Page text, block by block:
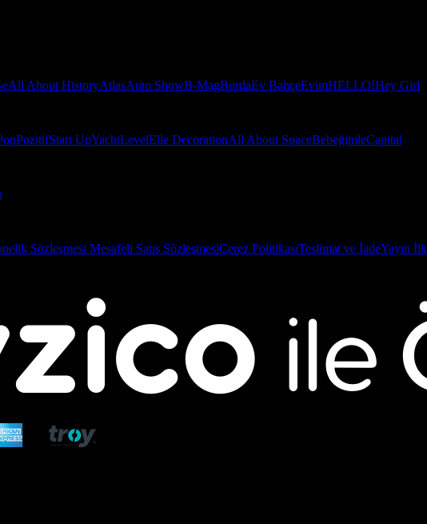
All About HistoryAtlasAuto ShowB-MagBurdaEv BahçeEvimHELLO!Hey Girl
PozitifStart UpYachtLevelElle DecorationAll About SpaceBebeğimleCapital
Sözleşmesi Mesafeli Satış SözleşmesiÇerez PolitikasıTeslimat ve İadeYayın